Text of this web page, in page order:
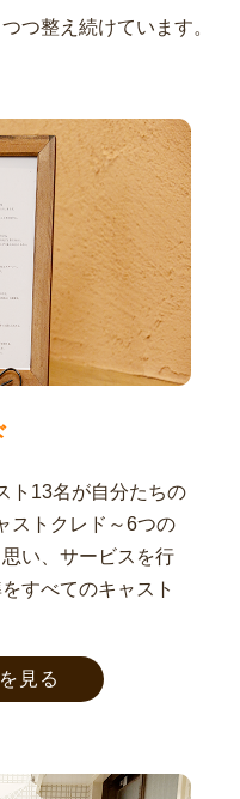
つ整え続けています。
ト13名が自分たちの
ストクレド～6つの
い、サービスを行
すべてのキャスト
見る